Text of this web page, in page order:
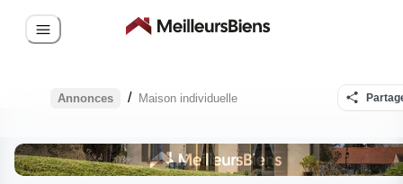
Annonces / Maison individuelle